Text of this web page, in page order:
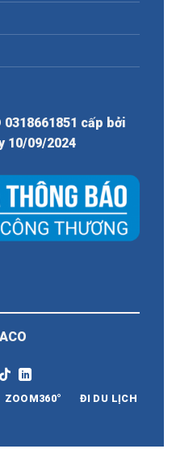
0318661851 cấp bởi
10/09/2024
ZOOM360° ĐI DU LỊCH